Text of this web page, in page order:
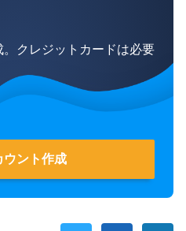
クレジットカードは必要
ウント作成